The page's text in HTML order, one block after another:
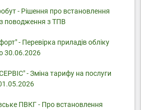
- Pішення про встановлення
поводження з ТПВ
- Перевірка приладів обліку
30.06.2026
- Зміна тарифу на послуги
ПВКГ - Про встановлення